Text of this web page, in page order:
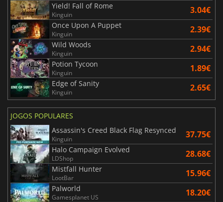
Yield! Fall of Rome
Kinguin 3.04€
Once Upon A Puppet
Kinguin 2.39€
Wild Woods
Kinguin 2.94€
Potion Tycoon
Kinguin 1.89€
Edge of Sanity
Kinguin 2.65€
JOGOS POPULARES
Assassin's Creed Black Flag Resynced
Kinguin 37.75€
Halo Campaign Evolved
LDShop 28.68€
Mistfall Hunter
LootBar 15.96€
Palworld
Gamesplanet US 18.20€